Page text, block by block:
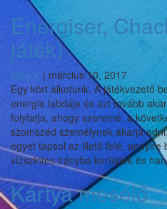
Energiser,
játék)
Magor | március 10, 2017
Egy kört alkotunk. A játékvezető
energia labdája és azt tovább
folytatja, ahogy szeretné, a
szomszéd személynek akarja
egyet tapsol az illető felé, annyire
vízszintes irányba kerülnek és
Kártya mesélő